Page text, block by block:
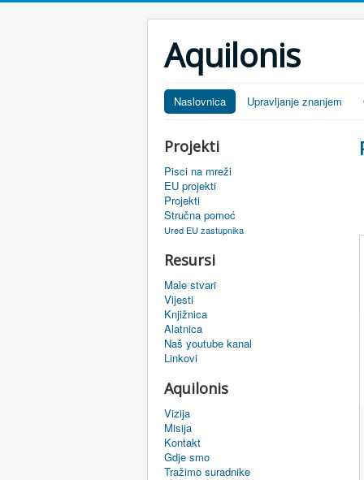
Aquilonis
Naslovnica Upravljanje znanjem
Projekti
Pisci na mreži
EU projekti
Projekti
Stručna pomoć
Ured EU zastupnika
Resursi
Male stvari
Vijesti
Knjižnica
Alatnica
Naš youtube kanal
Linkovi
Aquilonis
Vizija
Misija
Kontakt
Gdje smo
Tražimo suradnike